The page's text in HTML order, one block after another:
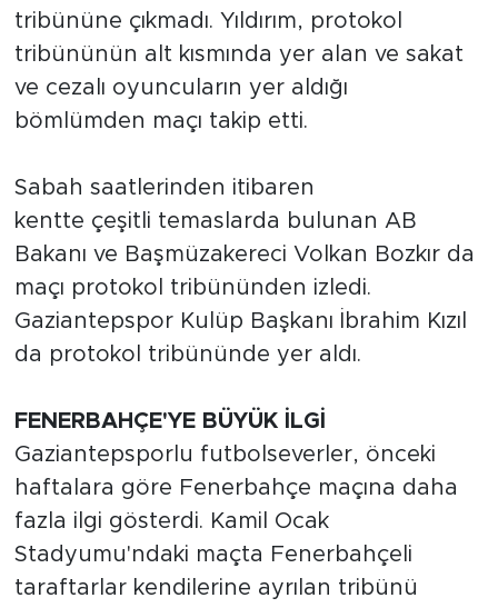
tribününe çıkmadı. Yıldırım, protokol
tribününün alt kısmında yer alan ve sakat
ve cezalı oyuncuların yer aldığı
bömlümden maçı takip etti.
Sabah saatlerinden itibaren
kentte çeşitli temaslarda bulunan AB
Bakanı ve Başmüzakereci Volkan Bozkır da
maçı protokol tribününden izledi.
Gaziantepspor Kulüp Başkanı İbrahim Kızıl
da protokol tribününde yer aldı.
FENERBAHÇE'YE BÜYÜK İLGİ
Gaziantepsporlu futbolseverler, önceki
haftalara göre Fenerbahçe maçına daha
fazla ilgi gösterdi. Kamil Ocak
Stadyumu'ndaki maçta Fenerbahçeli
taraftarlar kendilerine ayrılan tribünü